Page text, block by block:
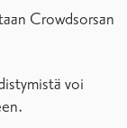
Crowdsorsan
voi